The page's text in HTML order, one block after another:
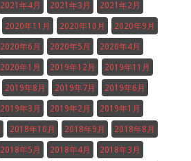
2021年4月 2021年3月 2021年2月
2020年11月 2020年10月 2020年9月
2020年6月 2020年5月 2020年4月
2020年1月 2019年12月 2019年11月
2019年8月 2019年7月 2019年6月
2019年3月 2019年2月 2019年1月
2018年10月 2018年9月 2018年8月
2018年5月 2018年4月 2018年3月